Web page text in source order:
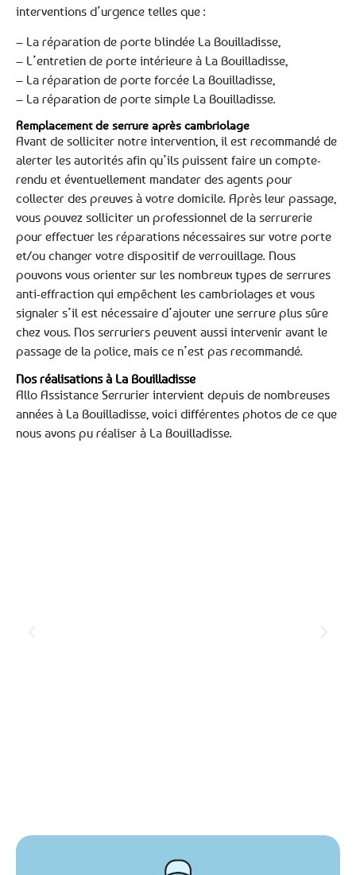
interventions d’urgence telles que :
– La réparation de porte blindée La Bouilladisse,
– L’entretien de porte intérieure à La Bouilladisse,
– La réparation de porte forcée La Bouilladisse,
– La réparation de porte simple La Bouilladisse.
Remplacement de serrure après cambriolage
Avant de solliciter notre intervention, il est recommandé de
alerter les autorités afin qu’ils puissent faire un compte-
rendu et éventuellement mandater des agents pour
collecter des preuves à votre domicile. Après leur passage,
vous pouvez solliciter un professionnel de la serrurerie
pour effectuer les réparations nécessaires sur votre porte
et/ou changer votre dispositif de verrouillage. Nous
pouvons vous orienter sur les nombreux types de serrures
anti-effraction qui empêchent les cambriolages et vous
signaler s’il est nécessaire d’ajouter une serrure plus sûre
chez vous. Nos serruriers peuvent aussi intervenir avant le
passage de la police, mais ce n’est pas recommandé.
Nos réalisations à La Bouilladisse
Allo Assistance Serrurier intervient depuis de nombreuses
années à La Bouilladisse, voici différentes photos de ce que
nous avons pu réaliser à La Bouilladisse.